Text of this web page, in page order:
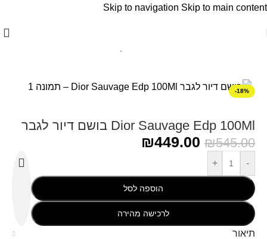
Skip to navigation Skip to main content
-18%
Dior Sauvage Edp 100Ml בושם דיור לגבר
₪545.00
₪449.00
-
+
הוספה לסל
לרכישה מהירה
תיאור